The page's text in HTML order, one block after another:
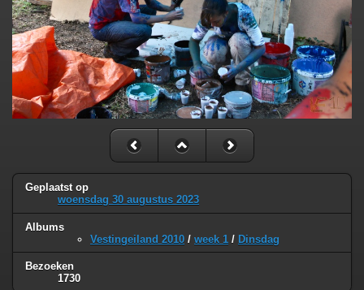
Geplaatst op
woensdag 30 augustus 2023
Albums
Vestingeiland 2010 / week 1 / Dinsdag
Bezoeken
1730